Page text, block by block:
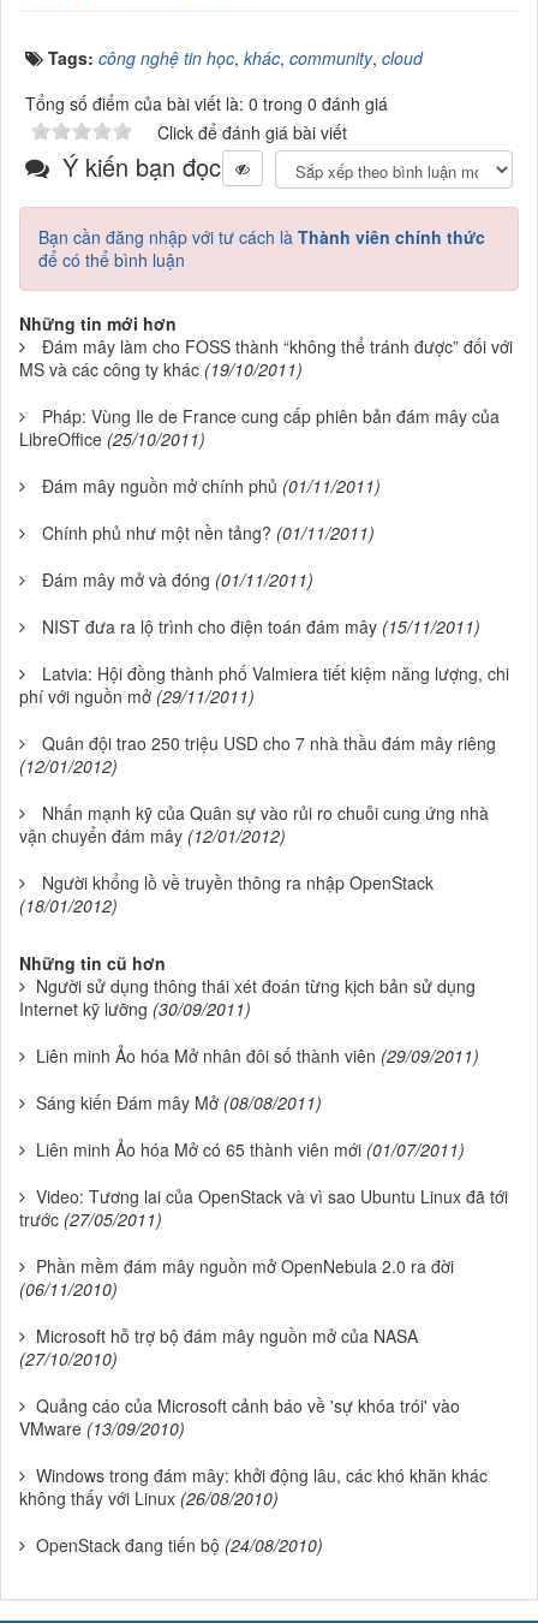
Tags: công nghệ tin học, khác, community, cloud
Tổng số điểm của bài viết là: 0 trong 0 đánh giá
Click để đánh giá bài viết
Ý kiến bạn đọc
Bạn cần đăng nhập với tư cách là Thành viên chính thức
để có thể bình luận
Những tin mới hơn
Đám mây làm cho FOSS thành “không thể tránh được” đối với
MS và các công ty khác (19/10/2011)
Pháp: Vùng Ile de France cung cấp phiên bản đám mây của
LibreOffice (25/10/2011)
Đám mây nguồn mở chính phủ (01/11/2011)
Chính phủ như một nền tảng? (01/11/2011)
Đám mây mở và đóng (01/11/2011)
NIST đưa ra lộ trình cho điện toán đám mây (15/11/2011)
Latvia: Hội đồng thành phố Valmiera tiết kiệm năng lượng, chi
phí với nguồn mở (29/11/2011)
Quân đội trao 250 triệu USD cho 7 nhà thầu đám mây riêng
(12/01/2012)
Nhấn mạnh kỹ của Quân sự vào rủi ro chuỗi cung ứng nhà
vận chuyển đám mây (12/01/2012)
Người khổng lồ về truyền thông ra nhập OpenStack
(18/01/2012)
Những tin cũ hơn
Người sử dụng thông thái xét đoán từng kịch bản sử dụng
Internet kỹ lưỡng (30/09/2011)
Liên minh Ảo hóa Mở nhân đôi số thành viên (29/09/2011)
Sáng kiến Đám mây Mở (08/08/2011)
Liên minh Ảo hóa Mở có 65 thành viên mới (01/07/2011)
Video: Tương lai của OpenStack và vì sao Ubuntu Linux đã tới
trước (27/05/2011)
Phần mềm đám mây nguồn mở OpenNebula 2.0 ra đời
(06/11/2010)
Microsoft hỗ trợ bộ đám mây nguồn mở của NASA
(27/10/2010)
Quảng cáo của Microsoft cảnh báo về 'sự khóa trói' vào
VMware (13/09/2010)
Windows trong đám mây: khởi động lâu, các khó khăn khác
không thấy với Linux (26/08/2010)
OpenStack đang tiến bộ (24/08/2010)